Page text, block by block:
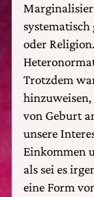
systematisch
oder
Trotzdem
hinzuweisen,
von Geburt
unsere
Einkommen
als sei es
eine Form